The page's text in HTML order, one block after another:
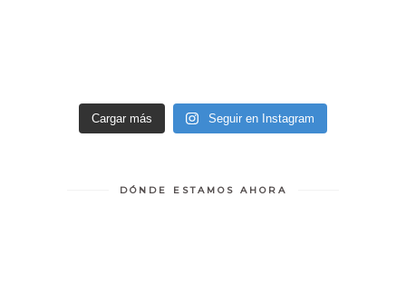
Cargar más Seguir en Instagram
DÓNDE ESTAMOS AHORA